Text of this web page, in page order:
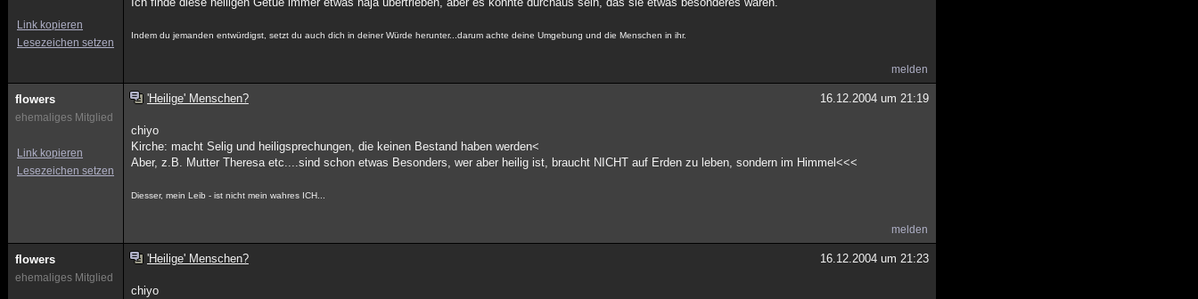
Link kopieren
Lesezeichen setzen
Indem du jemanden entwürdigst, setzt du auch dich in deiner Würde herunter...darum achte deine Umgebung und die Menschen in ihr.
melden
flowers
ehemaliges Mitglied
Link kopieren
Lesezeichen setzen
'Heilige' Menschen? 16.12.2004 um 21:19
chiyo
Kirche: macht Selig und heiligsprechungen, die keinen Bestand haben werden<
Aber, z.B. Mutter Theresa etc....sind schon etwas Besonders, wer aber heilig ist, braucht NICHT auf Erden zu leben, sondern im Himmel<<<
Diesser, mein Leib - ist nicht mein wahres ICH...
melden
flowers
ehemaliges Mitglied
'Heilige' Menschen? 16.12.2004 um 21:23
chiyo